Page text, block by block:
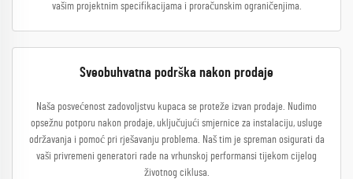
vašim projektnim specifikacijama i proračunskim ograničenjima.
Sveobuhvatna podrška nakon prodaje
Naša posvećenost zadovoljstvu kupaca se proteže izvan prodaje. Nudimo
opsežnu potporu nakon prodaje, uključujući smjernice za instalaciju, usluge
održavanja i pomoć pri rješavanju problema. Naš tim je spreman osigurati da
vaši privremeni generatori rade na vrhunskoj performansi tijekom cijelog
životnog ciklusa.